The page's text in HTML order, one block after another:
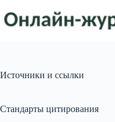
сути
Источники и ссылки
Стандарты цитирования